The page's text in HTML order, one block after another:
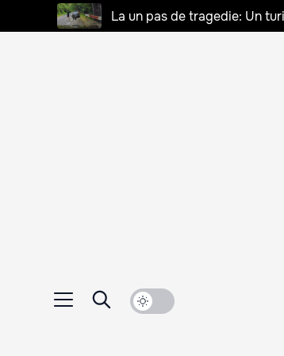
La un pas de tragedie: Un